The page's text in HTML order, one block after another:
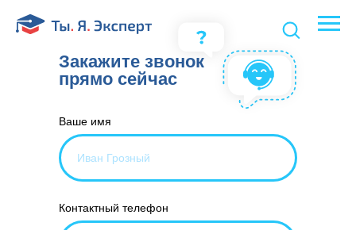
Ваше имя
Контактный телефон
Закажите звонок
прямо сейчас